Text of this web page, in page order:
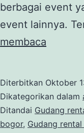
berbagai event
event lainnya.
membaca
Cantik
event
Diterbitkan Oktober
Dikategorikan dalam
Ditandai Gudang
bogor, Gudang